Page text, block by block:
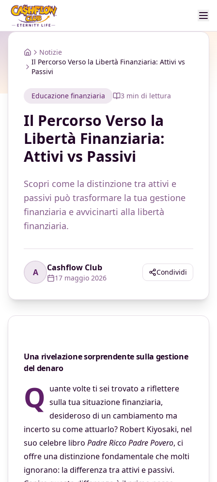
HomeNotizie
Il Percorso Verso la Libertà Finanziaria: Attivi vs
Passivi
Educazione finanziaria 3 min di lettura
Il Percorso Verso la
Libertà Finanziaria:
Attivi vs Passivi
Scopri come la distinzione tra attivi e
passivi può trasformare la tua gestione
finanziaria e avvicinarti alla libertà
finanziaria.
A Cashflow Club
17 maggio 2026
Condividi
Una rivelazione sorprendente sulla gestione
del denaro
Q uante volte ti sei trovato a riflettere
sulla tua situazione finanziaria,
desideroso di un cambiamento ma
incerto su come attuarlo? Robert Kiyosaki, nel
suo celebre libro Padre Ricco Padre Povero, ci
offre una distinzione fondamentale che molti
ignorano: la differenza tra attivi e passivi.